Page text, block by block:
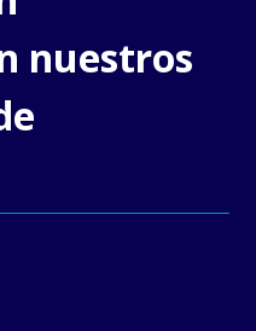
nuestros